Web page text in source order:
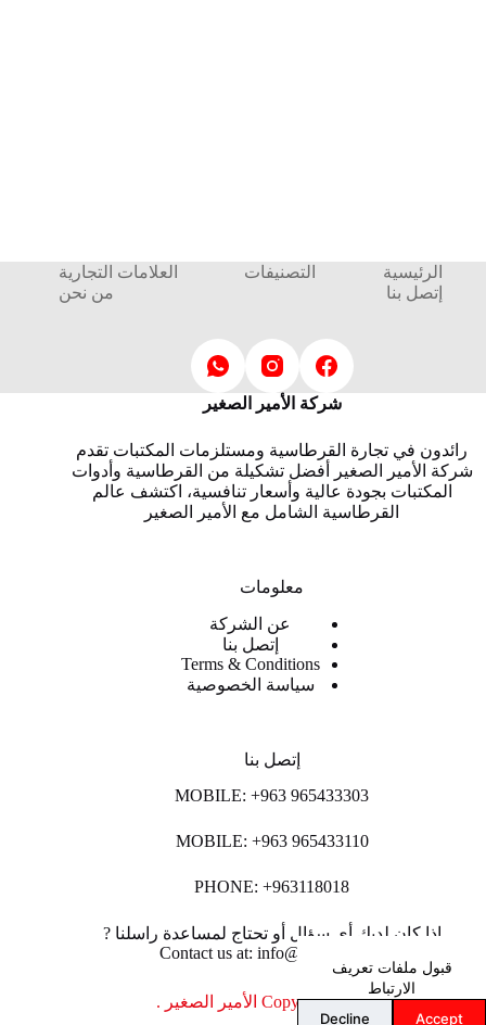
قبول ملفات تعريف
الارتباط
Accept
Decline
الرئيسية التصنيفات
العلامات التجارية
إتصل بنا
من نحن
شركة الأمير الصغير
رائدون في تجارة القرطاسية ومستلزمات المكتبات تقدم
شركة الأمير الصغير أفضل تشكيلة من القرطاسية وأدوات
المكتبات بجودة عالية وأسعار تنافسية، اكتشف عالم
القرطاسية الشامل مع الأمير الصغير
معلومات
عن الشركة
إتصل بنا
Terms & Conditions
سياسة الخصوصية
إتصل بنا
MOBILE: +963 965433303
MOBILE: +963 965433110
PHONE: +963118018
اذا كان لديك أي سؤال أو تحتاج لمساعدة راسلنا ?
Contact us at: info@lpco-llc.com
Copyright © 2026 الأمير الصغير .